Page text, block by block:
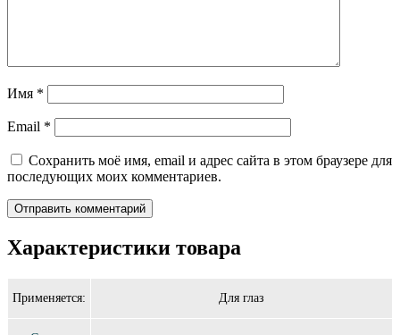
Имя *
Email *
Сохранить моё имя, email и адрес сайта в этом браузере для
последующих моих комментариев.
Характеристики товара
Применяется: Для глаз